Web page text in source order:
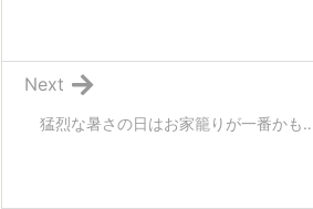
猛烈な暑さの日はお家籠りが一番かも
Next